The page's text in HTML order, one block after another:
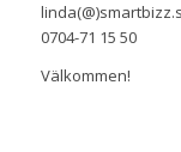
0704-71 15 50
Välkommen!